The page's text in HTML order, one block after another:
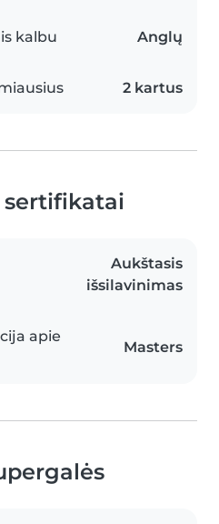
kalbu Anglų
2 kartus
sertifikatai
Aukštasis
išsilavinimas
apie
Masters